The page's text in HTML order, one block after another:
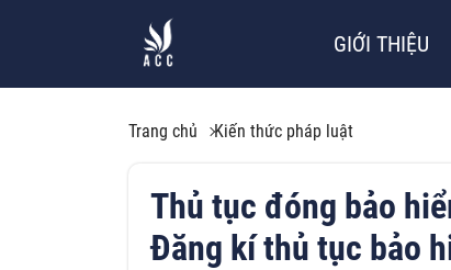
GIỚI THIỆU
Trang chủ Kiến thức pháp luật
Thủ tục đóng bảo
Đăng kí thủ tục bảo